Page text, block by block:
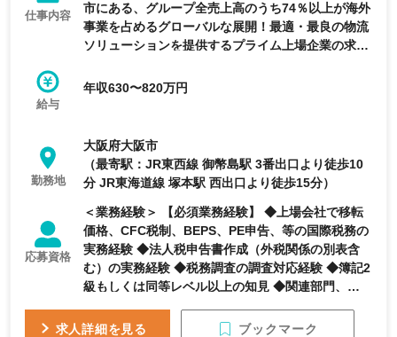
仕事内容
市にある、グループ全売上高のうち74％以上が海外
事業を占めるグローバルな展開！最適・最良の物流
ソリューションを提供するプライム上場企業の求人
給与
年収630〜820万円
勤務地
大阪府大阪市
（最寄駅：JR東西線 御幣島駅 3番出口より徒歩10
分 JR東海道線 塚本駅 西出口より徒歩15分）
応募資格
＜業務経験＞ 【必須業務経験】 ◆上場会社で移転
価格、CFC税制、BEPS、PE申告、等の国際税務の
実務経験 ◆法人税申告書作成（外税関係の別表含
む）の実務経験 ◆税務調査の調査対応経験 ◆簿記2
級もしくは同等レベル以上の知見 ◆関連部門、関係
求人詳細を見る
ブックマーク